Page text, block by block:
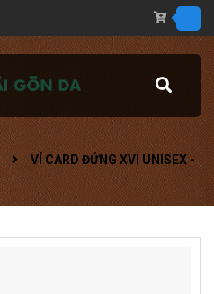
VÍ CARD ĐỨNG XVI UNISEX -